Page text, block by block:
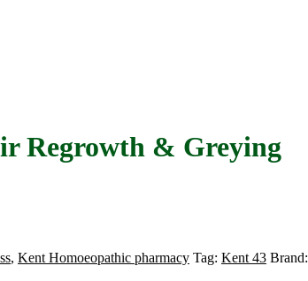
Regrowth & Greying
, Kent Homoeopathic pharmacy Tag: Kent 43 Brand: